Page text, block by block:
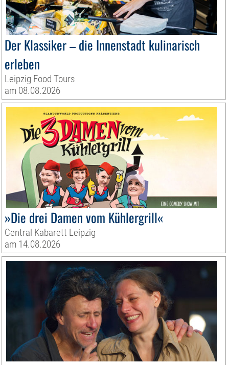
Der Klassiker – die Innenstadt kulinarisch
erleben
Leipzig Food Tours
am 08.08.2026
»Die drei Damen vom Kühlergrill«
Central Kabarett Leipzig
am 14.08.2026